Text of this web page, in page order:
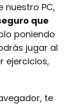
PC,
que
poniendo
jugar al
ejercicios,
te